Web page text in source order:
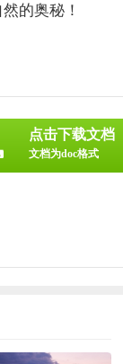
的奥秘！
点击下载文档
文档为doc格式